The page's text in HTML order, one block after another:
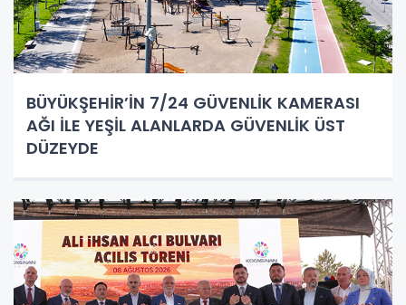
BÜYÜKŞEHİR’İN 7/24 GÜVENLİK KAMERASI
AĞI İLE YEŞİL ALANLARDA GÜVENLİK ÜST
DÜZEYDE